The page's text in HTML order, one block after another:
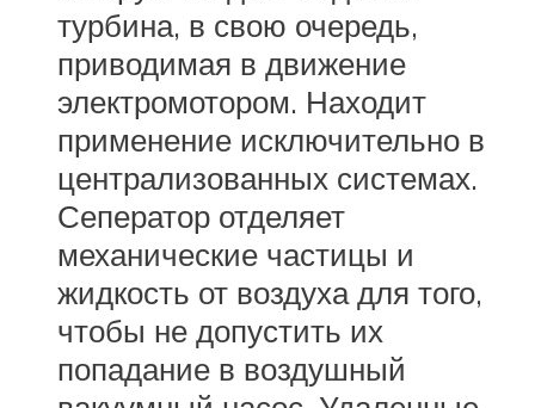
турбина, в свою очередь,
приводимая в движение
электромотором. Находит
применение исключительно в
централизованных системах.
Сеператор отделяет
механические частицы и
жидкость от воздуха для того,
чтобы не допустить их
попадание в воздушный